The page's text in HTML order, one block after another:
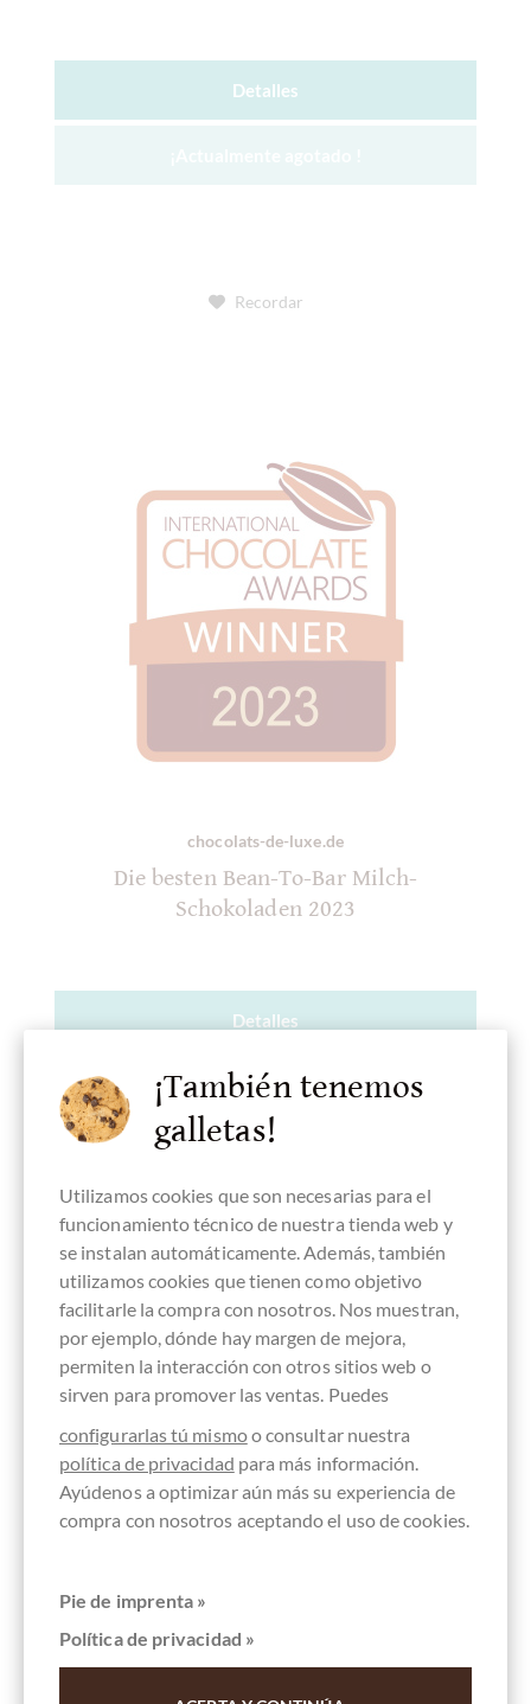
Detalles
Recordar
chocolats-de-luxe.de
Die besten Bean-To-Bar Milch-
Schokoladen 2023
Detalles
¡Actualmente agotado !
Recordar
¡También tenemos
galletas!
Utilizamos cookies que son necesarias para el
funcionamiento técnico de nuestra tienda web y
se instalan automáticamente. Además, también
utilizamos cookies que tienen como objetivo
facilitarle la compra con nosotros. Nos muestran,
por ejemplo, dónde hay margen de mejora,
permiten la interacción con otros sitios web o
sirven para promover las ventas. Puedes
configurarlas tú mismoo consultar nuestra
política de privacidad para más información.
Ayúdenos a optimizar aún más su experiencia de
compra con nosotros aceptando el uso de cookies.
Pie de imprenta »
Política de privacidad »